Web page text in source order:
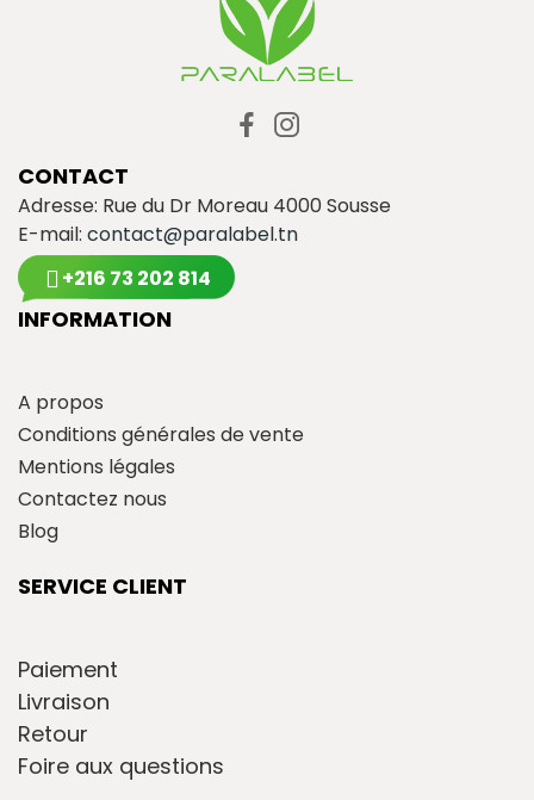
CONTACT
Adresse: Rue du Dr Moreau 4000 Sousse
E-mail: contact@paralabel.tn
+216 73 202 814
INFORMATION
A propos
Conditions générales de vente
Mentions légales
Contactez nous
Blog
SERVICE CLIENT
Paiement
Livraison
Retour
Foire aux questions